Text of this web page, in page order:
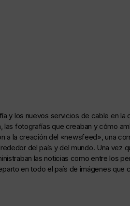
y los nuevos servicios de cable en
fotografías que creaban y cómo
a la creación del «newsfeed», una
del país y del mundo. Una vez
las noticias como entre los
en todo el país de imágenes